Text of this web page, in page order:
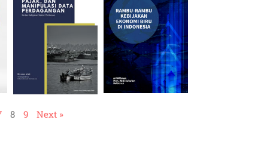
8 9 Next »